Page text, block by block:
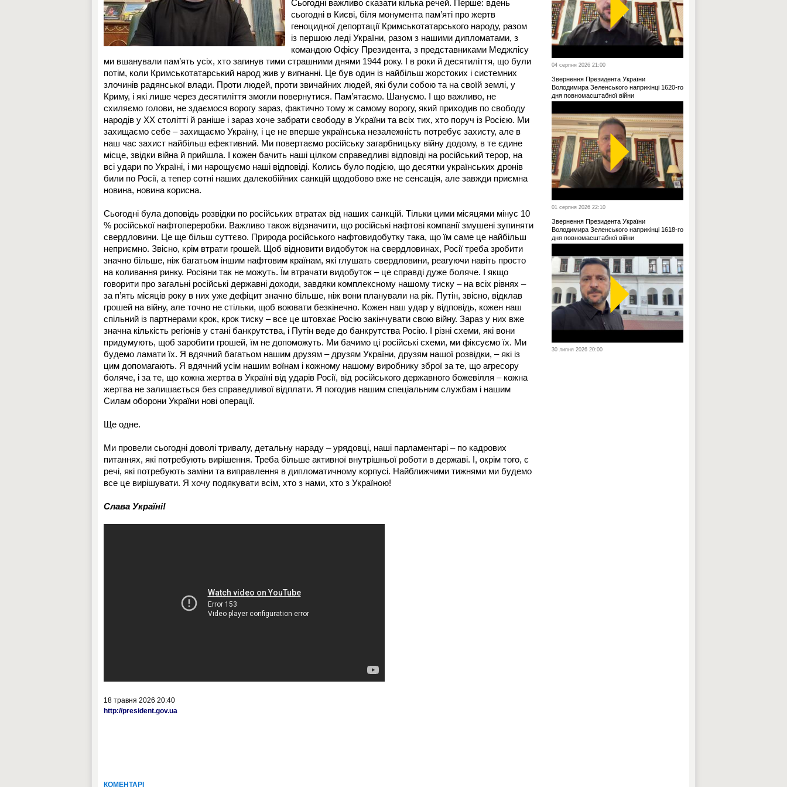
Сьогодні важливо сказати кілька речей. Перше: вдень
сьогодні в Києві, біля монумента пам’яті про жертв
геноцидної депортації Кримськотатарського народу, разом
із першою леді України, разом з нашими дипломатами, з
командою Офісу Президента, з представниками Меджлісу
ми вшанували пам’ять усіх, хто загинув тими страшними днями 1944 року. І в роки й десятиліття, що були
потім, коли Кримськотатарський народ жив у вигнанні. Це був один із найбільш жорстоких і системних
злочинів радянської влади. Проти людей, проти звичайних людей, які були собою та на своїй землі, у
Криму, і які лише через десятиліття змогли повернутися. Пам’ятаємо. Шануємо. І що важливо, не
схиляємо голови, не здаємося ворогу зараз, фактично тому ж самому ворогу, який приходив по свободу
народів у ХХ столітті й раніше і зараз хоче забрати свободу в України та всіх тих, хто поруч із Росією. Ми
захищаємо себе – захищаємо Україну, і це не вперше українська незалежність потребує захисту, але в
наш час захист найбільш ефективний. Ми повертаємо російську загарбницьку війну додому, в те єдине
місце, звідки війна й прийшла. І кожен бачить наші цілком справедливі відповіді на російський терор, на
всі удари по Україні, і ми нарощуємо наші відповіді. Колись було подією, що десятки українських дронів
били по Росії, а тепер сотні наших далекобійних санкцій щодобово вже не сенсація, але завжди приємна
новина, новина корисна.
Сьогодні була доповідь розвідки по російських втратах від наших санкцій. Тільки цими місяцями мінус 10
% російської нафтопереробки. Важливо також відзначити, що російські нафтові компанії змушені зупиняти
свердловини. Це ще більш суттєво. Природа російського нафтовидобутку така, що їм саме це найбільш
неприємно. Звісно, крім втрати грошей. Щоб відновити видобуток на свердловинах, Росії треба зробити
значно більше, ніж багатьом іншим нафтовим країнам, які глушать свердловини, реагуючи навіть просто
на коливання ринку. Росіяни так не можуть. Їм втрачати видобуток – це справді дуже боляче. І якщо
говорити про загальні російські державні доходи, завдяки комплексному нашому тиску – на всіх рівнях –
за п’ять місяців року в них уже дефіцит значно більше, ніж вони планували на рік. Путін, звісно, відклав
грошей на війну, але точно не стільки, щоб воювати безкінечно. Кожен наш удар у відповідь, кожен наш
спільний із партнерами крок, крок тиску – все це штовхає Росію закінчувати свою війну. Зараз у них вже
значна кількість регіонів у стані банкрутства, і Путін веде до банкрутства Росію. І різні схеми, які вони
придумують, щоб заробити грошей, їм не допоможуть. Ми бачимо ці російські схеми, ми фіксуємо їх. Ми
будемо ламати їх. Я вдячний багатьом нашим друзям – друзям України, друзям нашої розвідки, – які із
цим допомагають. Я вдячний усім нашим воїнам і кожному нашому виробнику зброї за те, що агресору
боляче, і за те, що кожна жертва в Україні від ударів Росії, від російського державного божевілля – кожна
жертва не залишається без справедливої відплати. Я погодив нашим спеціальним службам і нашим
Силам оборони України нові операції.
Ще одне.
Ми провели сьогодні доволі тривалу, детальну нараду – урядовці, наші парламентарі – по кадрових
питаннях, які потребують вирішення. Треба більше активної внутрішньої роботи в державі. І, окрім того, є
речі, які потребують заміни та виправлення в дипломатичному корпусі. Найближчими тижнями ми будемо
все це вирішувати. Я хочу подякувати всім, хто з нами, хто з Україною!
Слава Україні!
18 травня 2026 20:40
http://president.gov.ua
КОМЕНТАРІ
04 серпня 2026 21:00
Звернення Президента України
Володимира Зеленського наприкінці 1620-го
дня повномасштабної війни
01 серпня 2026 22:10
Звернення Президента України
Володимира Зеленського наприкінці 1618-го
дня повномасштабної війни
30 липня 2026 20:00